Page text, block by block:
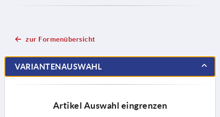
zur Formenübersicht
VARIANTENAUSWAHL
Artikel Auswahl eingrenzen